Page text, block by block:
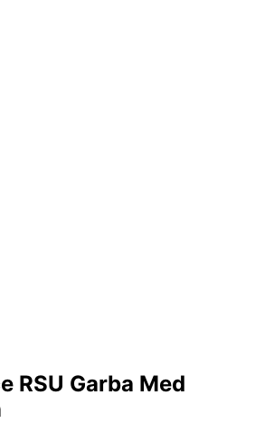
RSU Garba Med